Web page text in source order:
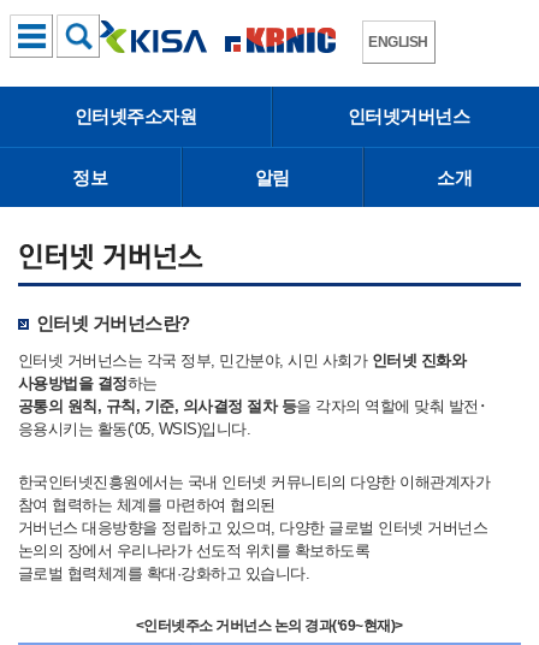
ENGLISH
인터넷주소자원 인터넷거버넌스
정보 알림 소개
인터넷 거버넌스란?
인터넷 거버넌스는 각국 정부, 민간분야, 시민 사회가 인터넷 진화와
사용방법을 결정하는
공통의 원칙, 규칙, 기준, 의사결정 절차 등을 각자의 역할에 맞춰 발전･
응용시키는 활동(‘05, WSIS)입니다.
한국인터넷진흥원에서는 국내 인터넷 커뮤니티의 다양한 이해관계자가
참여 협력하는 체계를 마련하여 협의된
거버넌스 대응방향을 정립하고 있으며, 다양한 글로벌 인터넷 거버넌스
논의의 장에서 우리나라가 선도적 위치를 확보하도록
글로벌 협력체계를 확대·강화하고 있습니다.
<인터넷주소 거버넌스 논의 경과(‘69~현재)>